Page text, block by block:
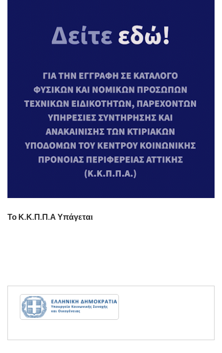
Το Κ.Κ.Π.Π.Α Υπάγεται